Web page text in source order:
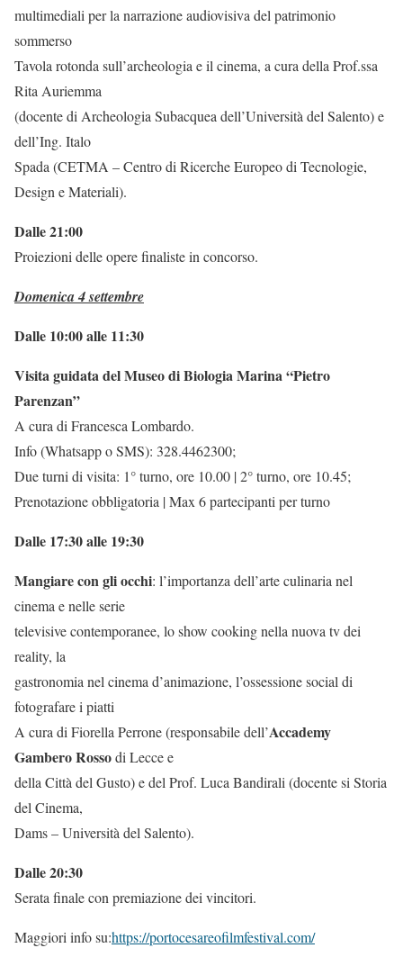
multimediali per la narrazione audiovisiva del patrimonio
sommerso
Tavola rotonda sull’archeologia e il cinema, a cura della Prof.ssa
Rita Auriemma
(docente di Archeologia Subacquea dell’Università del Salento) e
dell’Ing. Italo
Spada (CETMA – Centro di Ricerche Europeo di Tecnologie,
Design e Materiali).
Dalle 21:00
Proiezioni delle opere finaliste in concorso.
Domenica 4 settembre
Dalle 10:00 alle 11:30
Visita guidata del Museo di Biologia Marina “Pietro
Parenzan”
A cura di Francesca Lombardo.
Info (Whatsapp o SMS): 328.4462300;
Due turni di visita: 1° turno, ore 10.00 | 2° turno, ore 10.45;
Prenotazione obbligatoria | Max 6 partecipanti per turno
Dalle 17:30 alle 19:30
Mangiare con gli occhi: l’importanza dell’arte culinaria nel
cinema e nelle serie
televisive contemporanee, lo show cooking nella nuova tv dei
reality, la
gastronomia nel cinema d’animazione, l’ossessione social di
fotografare i piatti
A cura di Fiorella Perrone (responsabile dell’Accademy
Gambero Rossodi Lecce e
della Città del Gusto) e del Prof. Luca Bandirali (docente si Storia
del Cinema,
Dams – Università del Salento).
Dalle 20:30
Serata finale con premiazione dei vincitori.
Maggiori info su:https://portocesareofilmfestival.com/